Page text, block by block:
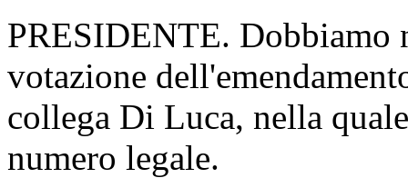
PRESIDENTE. Dobbiamo
votazione
collega Di Luca, nella
numero legale.